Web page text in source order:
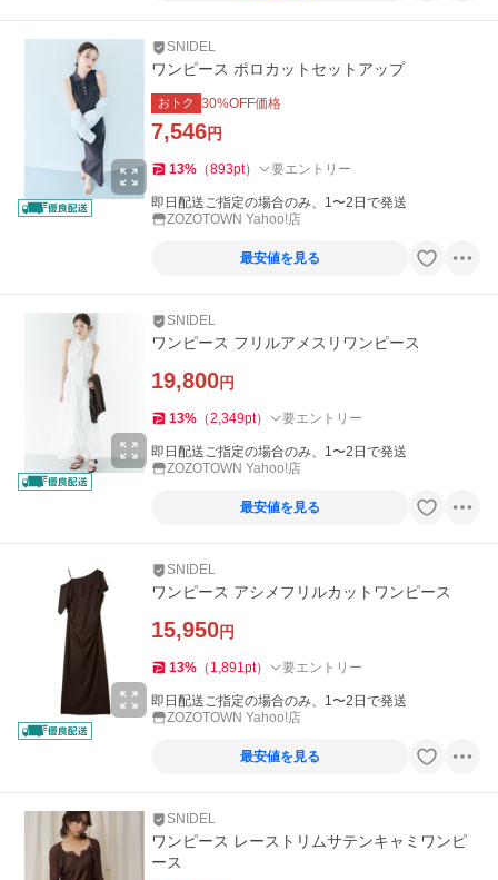
SNIDEL
ワンピース ポロカットセットアップ
おトク 30%OFF価格
7,546円
13% （893pt） 要エントリー
即日配送ご指定の場合のみ、1〜2日で発送
ZOZOTOWN Yahoo!店
最安値を見る
SNIDEL
ワンピース フリルアメスリワンピース
19,800円
13% （2,349pt） 要エントリー
即日配送ご指定の場合のみ、1〜2日で発送
ZOZOTOWN Yahoo!店
最安値を見る
SNIDEL
ワンピース アシメフリルカットワンピース
15,950円
13% （ 1,891pt） 要エントリー
即日配送ご指定の場合のみ、1〜2日で発送
ZOZOTOWN Yahoo!店
最安値を見る
SNIDEL
ワンピース レーストリムサテンキャミワンピ
ース